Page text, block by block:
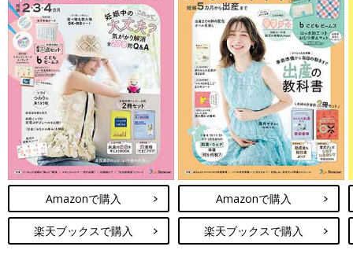
Amazonで購入
楽天ブックスで購入
Amazonで購入
楽天ブックスで購入